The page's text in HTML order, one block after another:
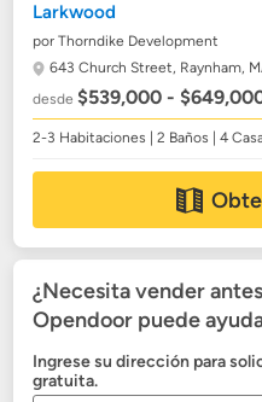
Larkwood
por Thorndike Development
643 Church Street, Raynham,
desde$539,000 -
2-3 Habitaciones | 2 Baños | 4
¿Necesita vender
Opendoor puede
Ingrese su dirección para
gratuita.